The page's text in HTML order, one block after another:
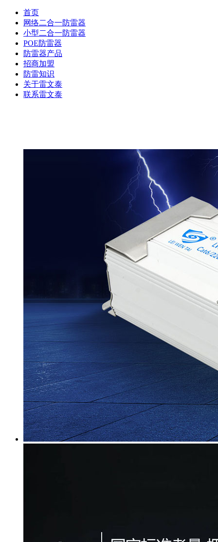
首页
网络二合一防雷器
小型二合一防雷器
POE防雷器
防雷器产品
招商加盟
防雷知识
关于雷文泰
联系雷文泰